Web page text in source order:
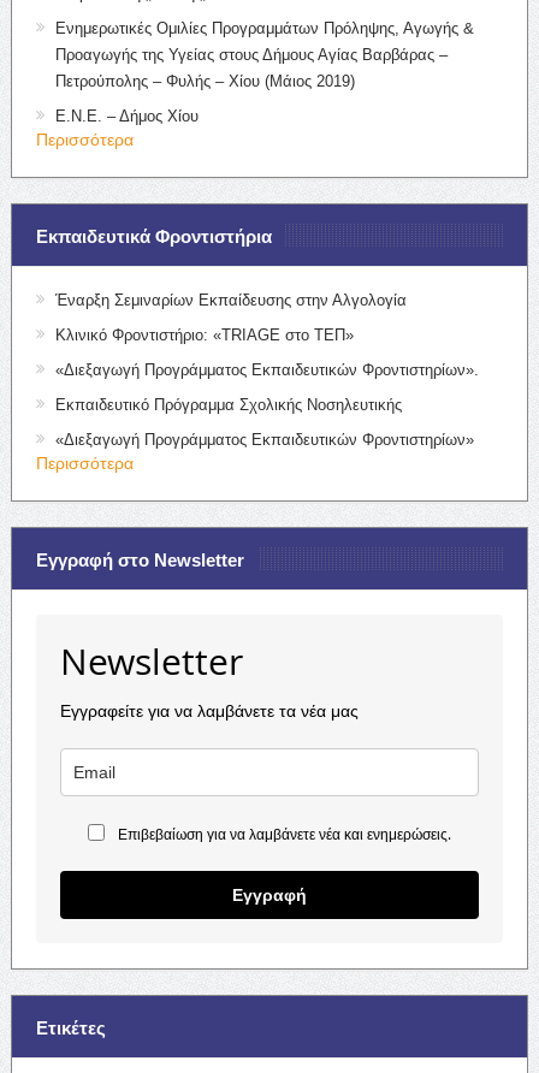
Ενημερωτικές Ομιλίες Προγραμμάτων Πρόληψης, Αγωγής &
Προαγωγής της Υγείας στους Δήμους Αγίας Βαρβάρας –
Πετρούπολης – Φυλής – Χίου (Μάιος 2019)
Ε.Ν.Ε. – Δήμος Χίου
Περισσότερα
Εκπαιδευτικά Φροντιστήρια
Έναρξη Σεμιναρίων Εκπαίδευσης στην Αλγολογία
Κλινικό Φροντιστήριο: «TRIAGE στο ΤΕΠ»
«Διεξαγωγή Προγράμματος Εκπαιδευτικών Φροντιστηρίων».
Εκπαιδευτικό Πρόγραμμα Σχολικής Νοσηλευτικής
«Διεξαγωγή Προγράμματος Εκπαιδευτικών Φροντιστηρίων»
Περισσότερα
Εγγραφή στο Newsletter
Newsletter
Εγγραφείτε για να λαμβάνετε τα νέα μας
Επιβεβαίωση για να λαμβάνετε νέα και ενημερώσεις.
Εγγραφή
Ετικέτες